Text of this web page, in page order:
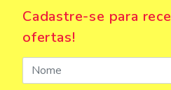
Cadastre-se para
ofertas!